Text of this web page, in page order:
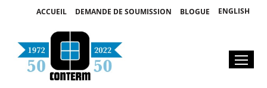
ACCUEIL DEMANDE DE SOUMISSION BLOGUE ENGLISH